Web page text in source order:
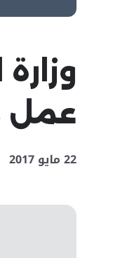
عمل
22 مايو 2017